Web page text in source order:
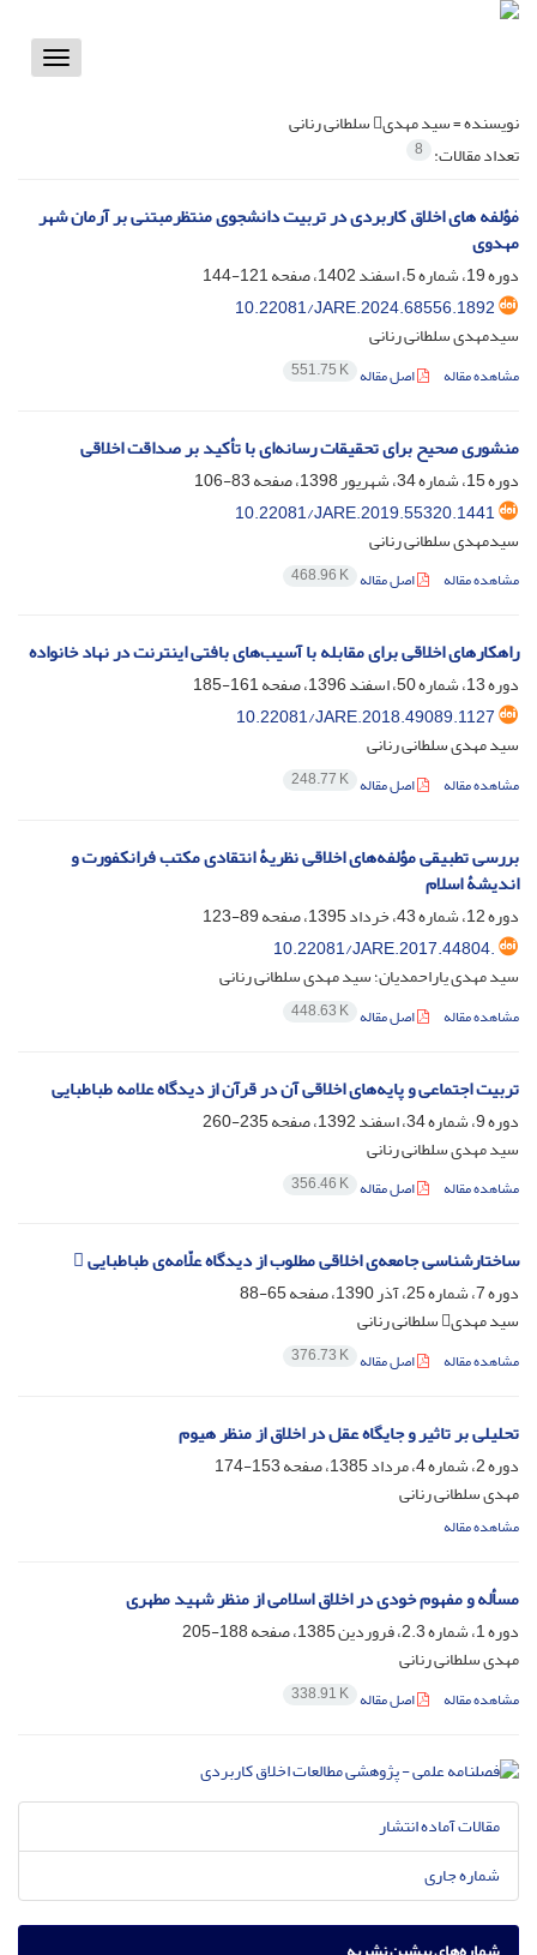
Toggle
نویسنده =سید مهدی سلطانی رنانی
تعداد مقالات: 8
مٰؤلفه های اخلاق کاربردی در تربیت دانشجوی منتظرمبتنی بر آرمان شهر
مهدوی
دوره 19، شماره 5، اسفند 1402، صفحه
121-144
10.22081/JARE.2024.68556.1892
سیدمهدی سلطانی رنانی
مشاهده مقاله اصل مقاله 551.75 K
منشوری صحیح برای تحقیقات رسانه‌ای با تأکید بر صداقت اخلاقی
دوره 15، شماره 34، شهریور 1398، صفحه
83-106
10.22081/JARE.2019.55320.1441
سیدمهدی سلطانی رنانی
مشاهده مقاله اصل مقاله 468.96 K
راهکارهای اخلاقی برای مقابله با آسیب‌های بافتی اینترنت در نهاد خانواده
دوره 13، شماره 50، اسفند 1396، صفحه
161-185
10.22081/JARE.2018.49089.1127
سید مهدی سلطانی رنانی
مشاهده مقاله اصل مقاله 248.77 K
بررسی تطبیقی مؤلفه‌های اخلاقی نظریۀ انتقادی مکتب فرانکفورت و
اندیشۀ اسلام
دوره 12، شماره 43، خرداد 1395، صفحه
89-123
10.22081/JARE.2017.44804.
سید مهدی یاراحمدیان؛ سید مهدی سلطانی رنانی
مشاهده مقاله اصل مقاله 448.63 K
تربیت اجتماعی و پایه‌های اخلاقی آن در قرآن از دیدگاه علامه طباطبایی
دوره 9، شماره 34، اسفند 1392، صفحه
235-260
سید مهدی سلطانی رنانی
مشاهده مقاله اصل مقاله 356.46 K
ساختار‌‌شناسی جامعه‌ی اخلاقی مطلوب از دیدگاه علّامه‌ی طباطبایی 
دوره 7، شماره 25، آذر 1390، صفحه
65-88
سید مهدی سلطانی رنانی
مشاهده مقاله اصل مقاله 376.73 K
تحلیلی بر تاثیر و جایگاه عقل در اخلاق از منظر هیوم
دوره 2، شماره 4، مرداد 1385، صفحه
153-174
مهدی سلطانی رنانی
مشاهده مقاله
مسأله و مفهوم خودی در اخلاق اسلامی از منظر شهید مطهری
دوره 1، شماره 2.3، فروردین 1385، صفحه
188-205
مهدی سلطانی رنانی
مشاهده مقاله اصل مقاله 338.91 K
مقالات آماده انتشار
شماره جاری